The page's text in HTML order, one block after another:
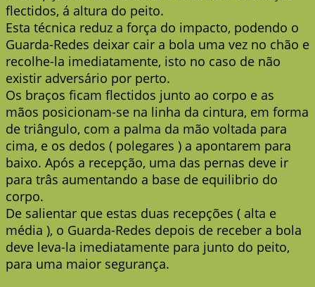
flectidos, á altura do peito.
Esta técnica reduz a força do impacto, podendo o
Guarda-Redes deixar cair a bola uma vez no chão e
recolhe-la imediatamente, isto no caso de não
existir adversário por perto.
Os braços ficam flectidos junto ao corpo e as
mãos posicionam-se na linha da cintura, em forma
de triângulo, com a palma da mão voltada para
cima, e os dedos ( polegares ) a apontarem para
baixo. Após a recepção, uma das pernas deve ir
para trâs aumentando a base de equilibrio do
corpo.
De salientar que estas duas recepções ( alta e
média ), o Guarda-Redes depois de receber a bola
deve leva-la imediatamente para junto do peito,
para uma maior segurança.